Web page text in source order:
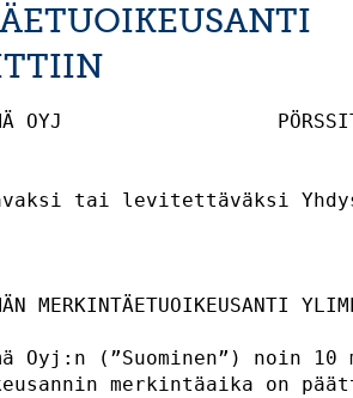
OYJ
tai levitettäväksi
YHTYMÄN
Oyj:n
merkintäaika